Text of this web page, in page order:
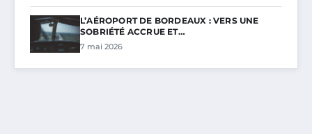
L’AÉROPORT DE BORDEAUX : VERS UNE
SOBRIÉTÉ ACCRUE ET…
7 mai 2026